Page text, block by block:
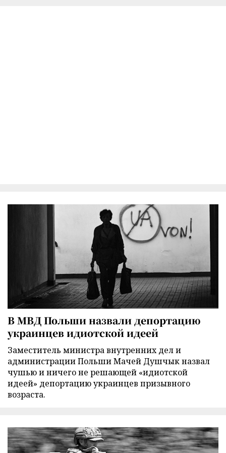
В МВД Польши назвали депортацию
украинцев идиотской идеей
Заместитель министра внутренних дел и
администрации Польши Мачей Душчык назвал
чушью и ничего не решающей «идиотской
идеей» депортацию украинцев призывного
возраста.